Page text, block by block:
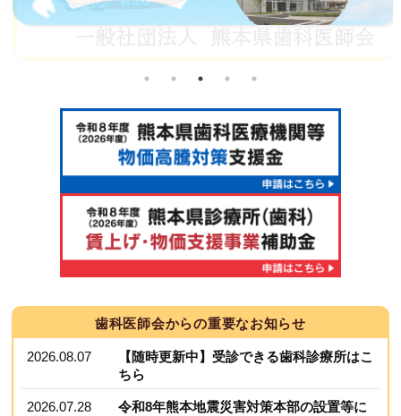
歯科医師会からの重要なお知らせ
2026.08.07
【随時更新中】受診できる歯科診療所はこ
ちら
2026.07.28
令和8年熊本地震災害対策本部の設置等に
イベント案内 歯の豆知識
国保組合からのお知らせ 熊本歯科衛生士専門学院
会員専用ページ プライバシーポリシー
サイトマップ